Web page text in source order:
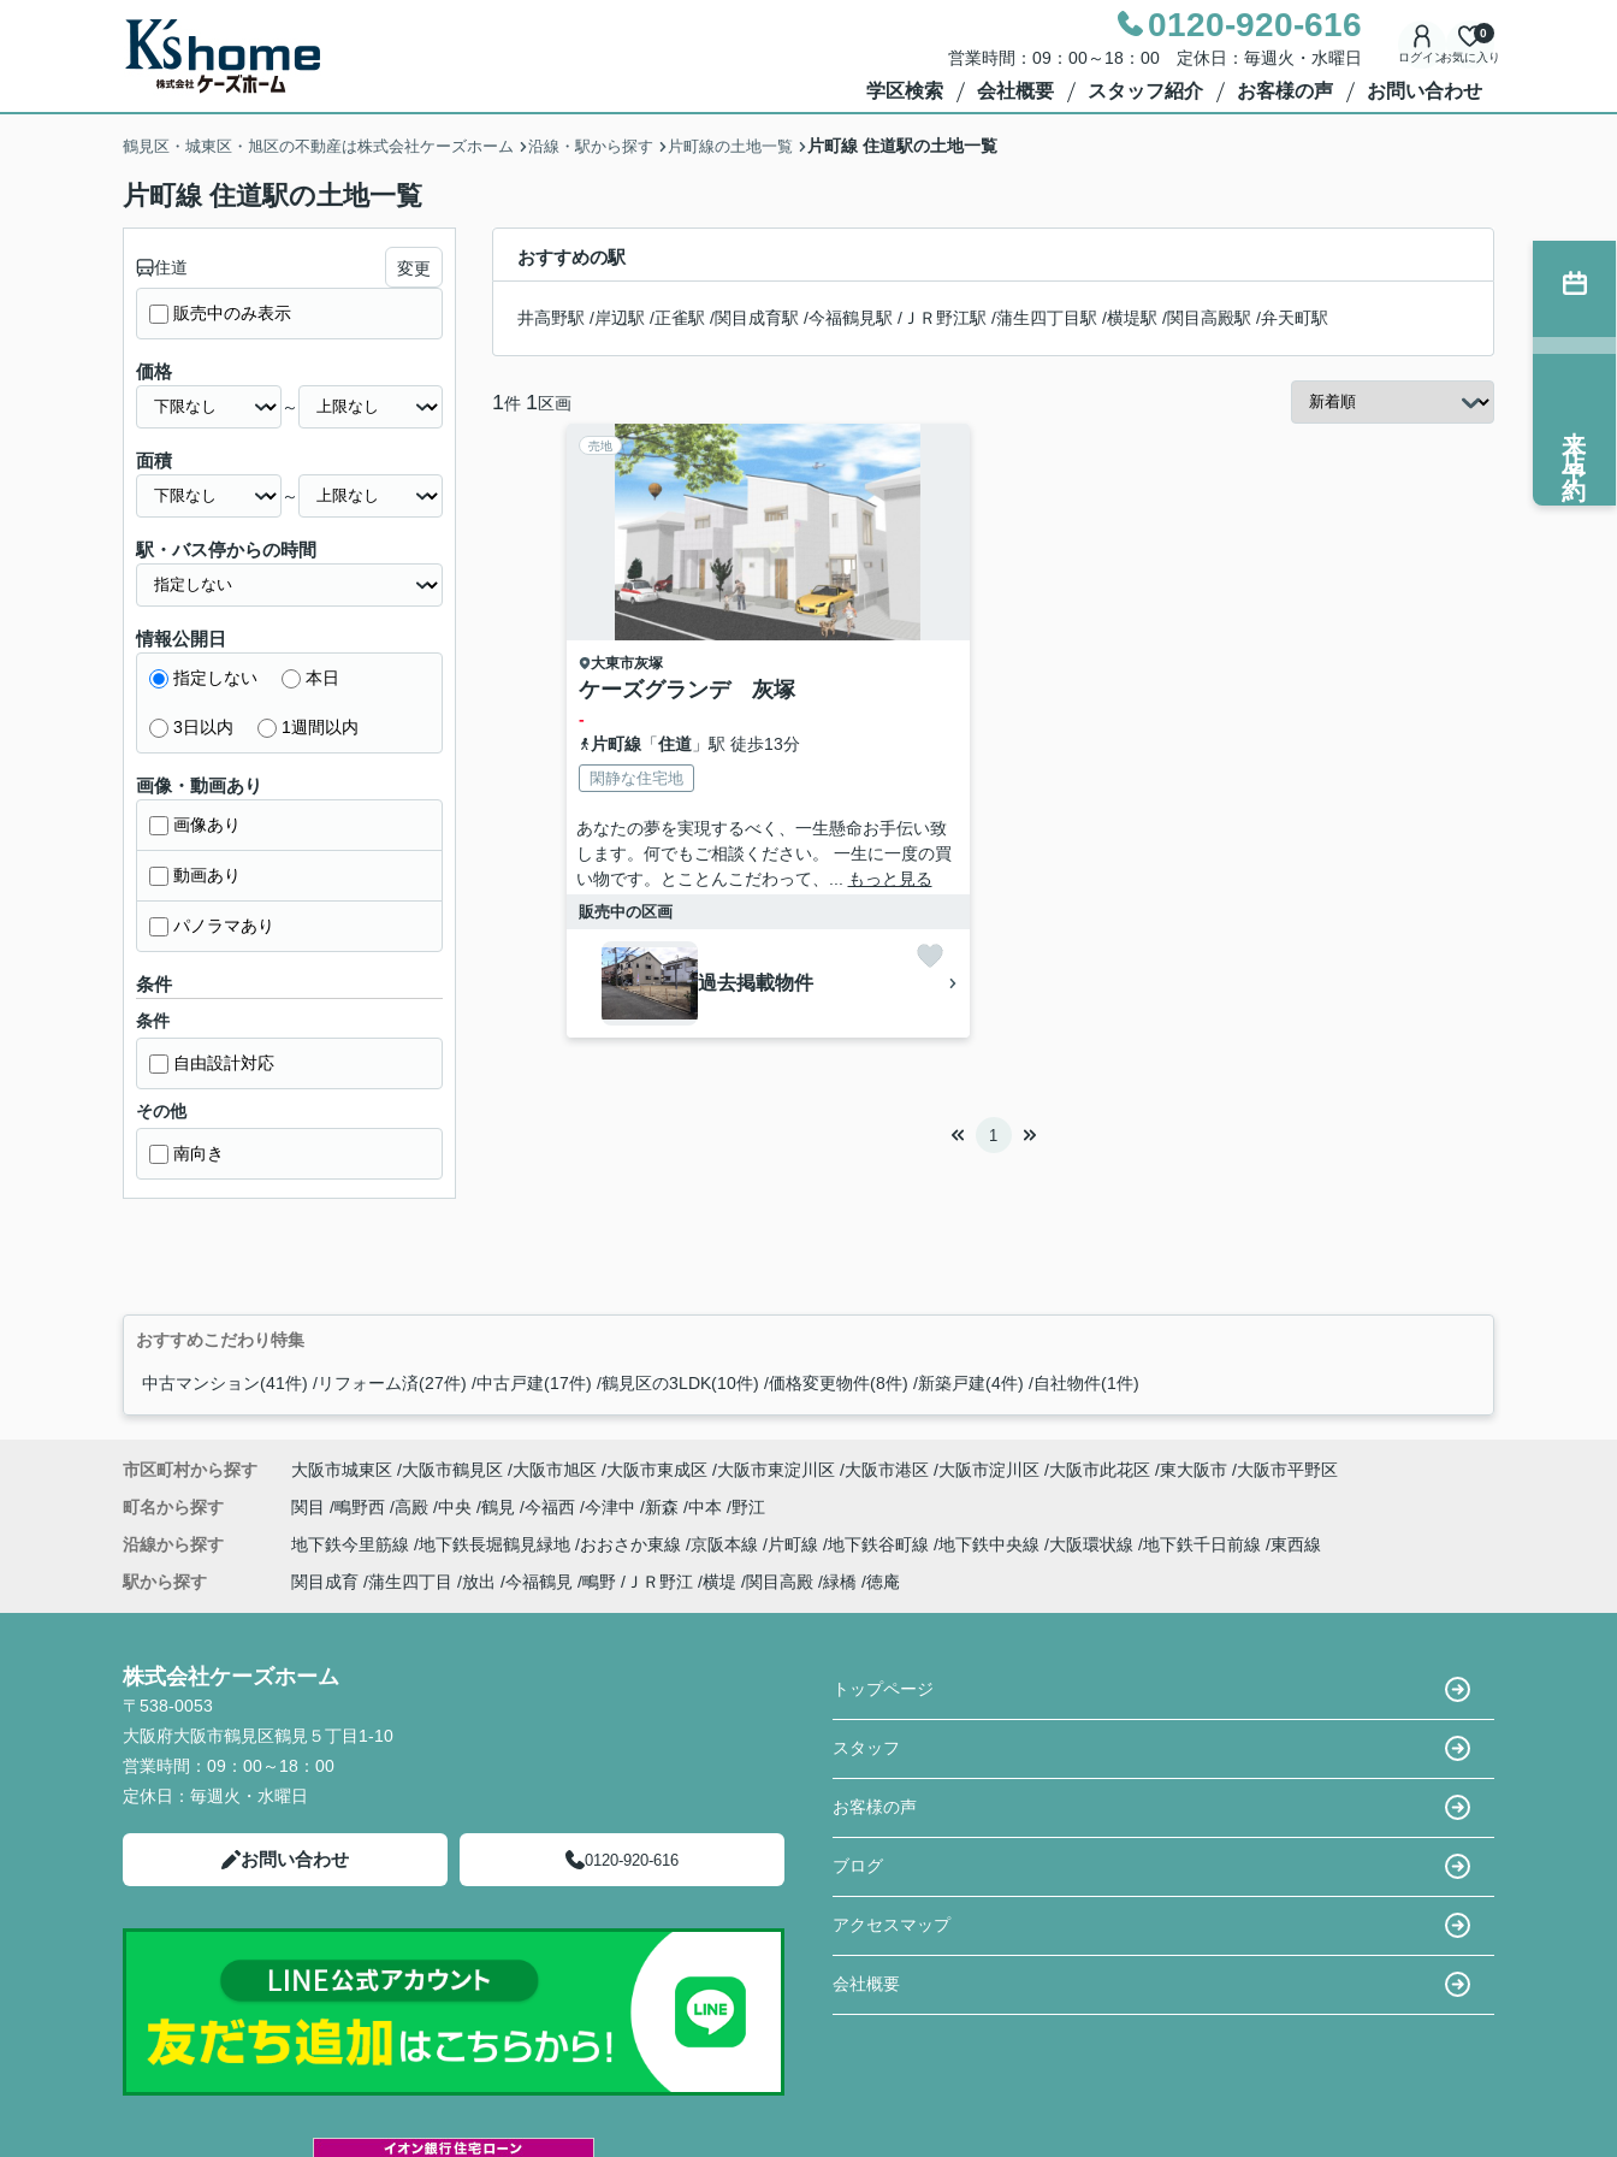
0120-920-616
営業時間：09：00～18：00 定休日：毎週火・水曜日 ログインお気に入り
0
学区検索 会社概要 スタッフ紹介 お客様の声 お問い合わせ
鶴見区・城東区・旭区の不動産は株式会社ケーズホーム 沿線・駅から探す 片町線の土地一覧 片町線 住道駅の土地一覧
片町線 住道駅の土地一覧
おすすめの駅
井高野駅 /岸辺駅 /正雀駅 /関目成育駅 /今福鶴見駅 / ＪＲ野江駅 /蒲生四丁目駅 /横堤駅 /関目高殿駅 /弁天町駅
1件 1区画
売地
大東市灰塚
ケーズグランデ 灰塚
-
片町線「住道」駅 徒歩13分
閑静な住宅地
あなたの夢を実現するべく、一生懸命お手伝い致
します。何でもご相談ください。 一生に一度の買
い物です。とことんこだわって、...
もっと見る
販売中の区画
過去掲載物件
1
住道 変更
販売中のみ表示
価格
～
面積
～
駅・バス停からの時間
情報公開日
指定しない 本日
3日以内 1週間以内
画像・動画あり
画像あり
動画あり
パノラマあり
条件
条件
自由設計対応
その他
南向き
おすすめこだわり特集
中古マンション(41件) リフォーム済(27件) 中古戸建(17件) 鶴見区の3LDK(10件) 価格変更物件(8件) 新築戸建(4件) 自社物件(1件)
来店予約
市区町村から探す 大阪市城東区 大阪市鶴見区 大阪市旭区 大阪市東成区 大阪市東淀川区 大阪市港区 大阪市淀川区 大阪市此花区 東大阪市 大阪市平野区
町名から探す
関目 鴫野西 高殿 中央 鶴見 今福西 今津中 新森 中本
野江
沿線から探す
地下鉄今里筋線 地下鉄長堀鶴見緑地 おおさか東線 京阪本線 片町線 地下鉄谷町線 地下鉄中央線 大阪環状線 地下鉄千日前線 東西線
駅から探す
関目成育 蒲生四丁目 放出 今福鶴見 鴫野 ＪＲ野江 横堤 関目高殿 緑橋 徳庵
株式会社ケーズホーム
〒538-0053
大阪府大阪市鶴見区鶴見５丁目1-10
営業時間： 09：00～18：00
定休日： 毎週火・水曜日
お問い合わせ 0120-920-616
トップページ
スタッフ
お客様の声
ブログ
アクセスマップ
会社概要